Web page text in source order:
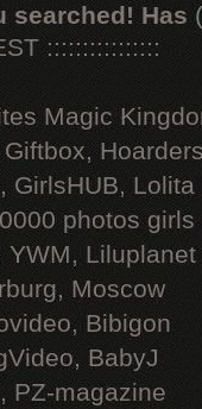
searched! Has
::::::::::::::::
Magic
GirlsHUB, Lolita
photos
YWM, Liluplanet
Moscow
Bibigon
BabyJ
PZ-magazine